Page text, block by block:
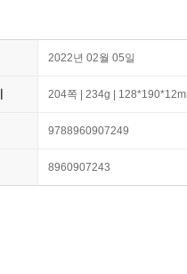
2022년 02월 05일
204쪽 | 234g |
9788960907249
8960907243